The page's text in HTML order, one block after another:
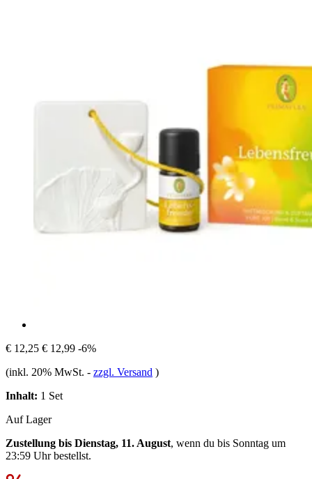
€ 12,25 € 12,99 -6%
(inkl. 20% MwSt. - zzgl. Versand )
Inhalt: 1 Set
Auf Lager
Zustellung bis Dienstag, 11. August, wenn du bis Sonntag um
23:59 Uhrbestellst.